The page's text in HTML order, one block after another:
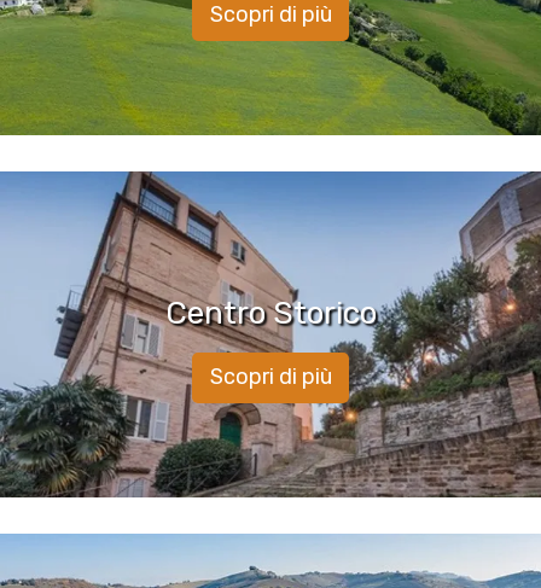
Scopri di più
Centro Storico
Scopri di più